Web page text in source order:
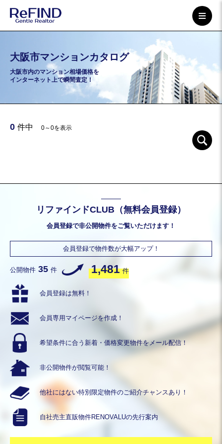
大阪市マンションカタログ
大阪市内のマンション相場価格を
インターネット上で瞬間査定！
0 件中 0～0を表示
リファインドCLUB（無料会員登録）
会員登録で非公開物件をご覧いただけます！
会員登録で物件数が大幅アップ！
公開物件 35 件 1,481 件
会員登録は無料！
会員専用 マイページを作成！
希望条件に合う 新着・価格変更物件をメール配信！
非公開物件が閲覧可能！
他社にはない特別限定物件のご紹介チャンスあり！
自社売主直販物件RENOVALUの先行案内